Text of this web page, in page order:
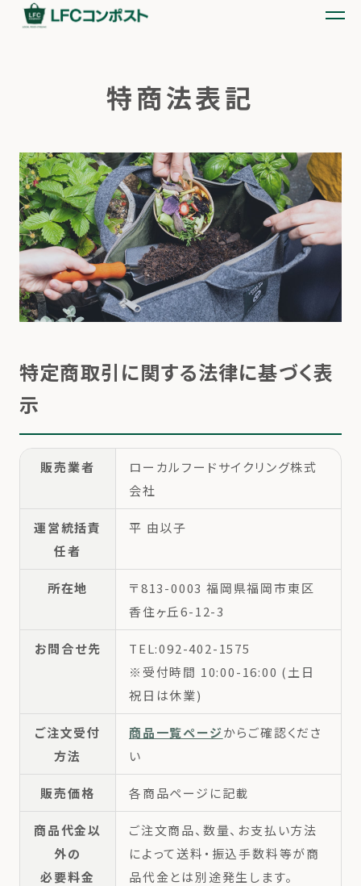
特商法表記
特定商取引に関する法律に基づく表
示
販売業者
ローカルフードサイクリング株式
会社
運営統括責
任者
平 由以子
所在地
〒813-0003 福岡県福岡市東区
香住ヶ丘6-12-3
お問合せ先
TEL:092-402-1575
※受付時間 10:00-16:00 (土日
祝日は休業)
ご注文受付
方法
商品一覧ページからご確認くださ
い
販売価格 各商品ページに記載
商品代金以
外の
必要料金
ご注文商品、数量、お支払い方法
によって送料・振込手数料等が商
品代金とは別途発生します。